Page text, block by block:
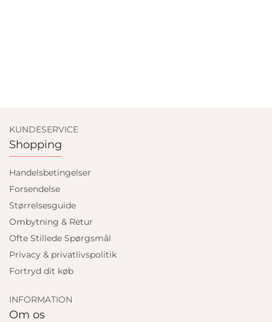
KUNDESERVICE
Shopping
Handelsbetingelser
Forsendelse
Størrelsesguide
Ombytning & Retur
Ofte Stillede Spørgsmål
Privacy & privatlivspolitik
Fortryd dit køb
INFORMATION
Om os